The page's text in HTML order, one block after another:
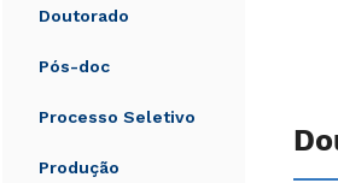
Doutorado
Pós-doc
Processo Seletivo
Produção